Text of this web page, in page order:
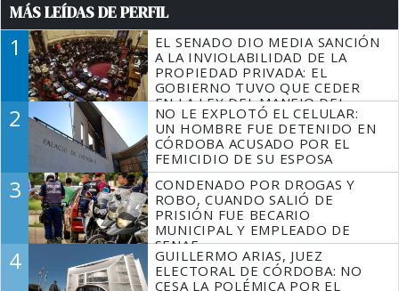
MÁS LEÍDAS DE PERFIL
1
EL SENADO DIO MEDIA SANCIÓN
A LA INVIOLABILIDAD DE LA
PROPIEDAD PRIVADA: EL
GOBIERNO TUVO QUE CEDER
EN LA LEY DEL MANEJO DEL
FUEGO
2
NO LE EXPLOTÓ EL CELULAR:
UN HOMBRE FUE DETENIDO EN
CÓRDOBA ACUSADO POR EL
FEMICIDIO DE SU ESPOSA
3
CONDENADO POR DROGAS Y
ROBO, CUANDO SALIÓ DE
PRISIÓN FUE BECARIO
MUNICIPAL Y EMPLEADO DE
SENAF
4
GUILLERMO ARIAS, JUEZ
ELECTORAL DE CÓRDOBA: NO
CESA LA POLÉMICA POR EL